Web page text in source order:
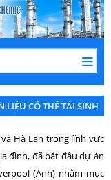
LIỆU CÓ THỂ TÁI SINH
Hà Lan trong lĩnh vực
đình, đã bắt đầu dự án
(Anh) nhằm mục